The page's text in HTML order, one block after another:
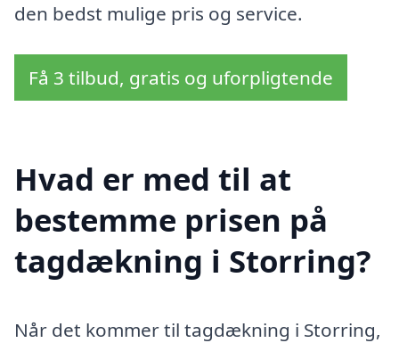
den bedst mulige pris og service.
Få 3 tilbud, gratis og uforpligtende
Hvad er med til at
bestemme prisen på
tagdækning i Storring?
Når det kommer til tagdækning i Storring,